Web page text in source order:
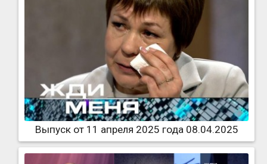
Выпуск от 11 апреля 2025 года 08.04.2025